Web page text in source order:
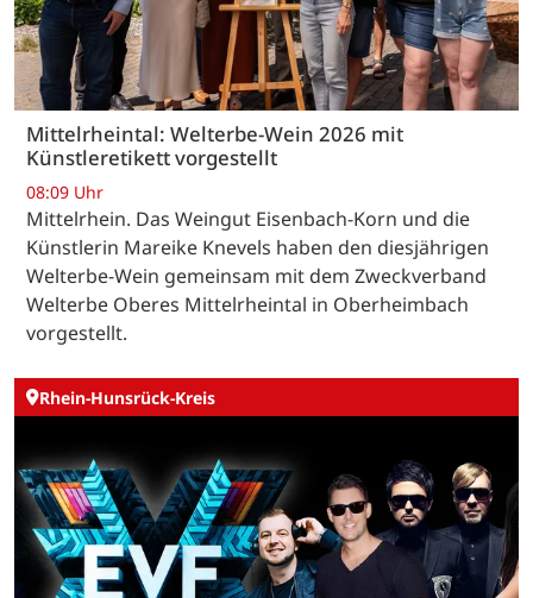
Mittelrheintal: Welterbe-Wein 2026 mit
Künstleretikett vorgestellt
08:09 Uhr
Mittelrhein. Das Weingut Eisenbach-Korn und die
Künstlerin Mareike Knevels haben den diesjährigen
Welterbe-Wein gemeinsam mit dem Zweckverband
Welterbe Oberes Mittelrheintal in Oberheimbach
vorgestellt.
Rhein-Hunsrück-Kreis